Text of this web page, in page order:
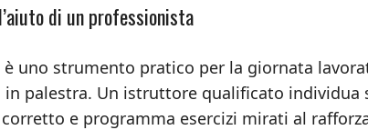
di un professionista
è uno strumento pratico per la giornata
in palestra. Un istruttore qualificato
corretto e programma esercizi mirati al